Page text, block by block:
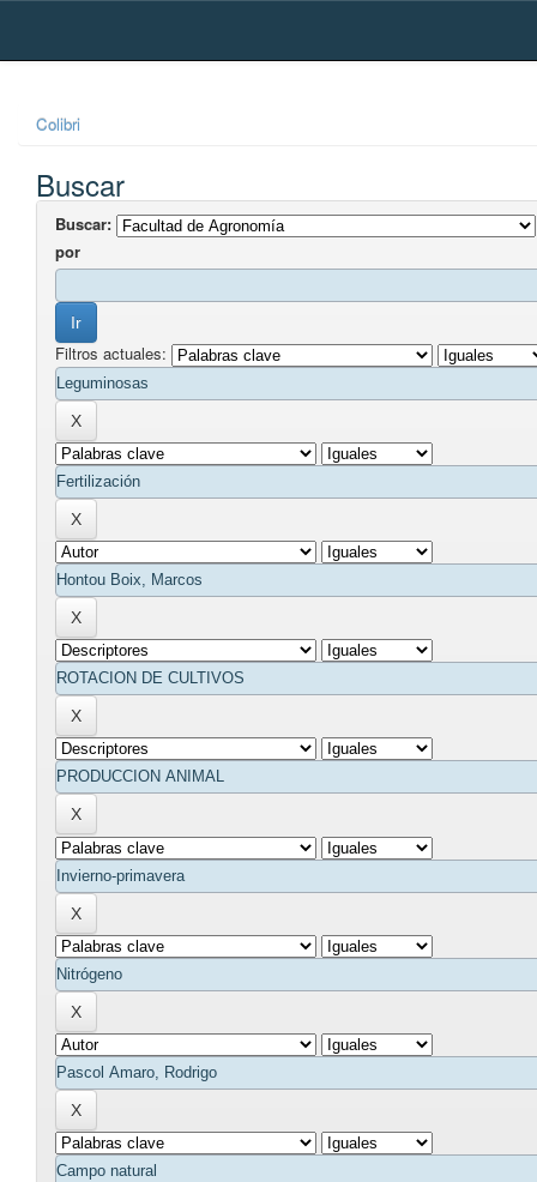
Skip
Colibri
Buscar
Buscar:
por
Filtros actuales: